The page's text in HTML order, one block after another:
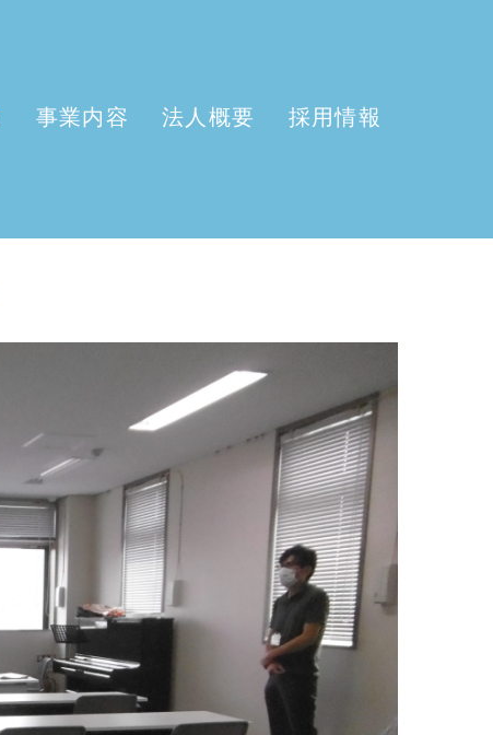
事業内容 法人概要 採用情報